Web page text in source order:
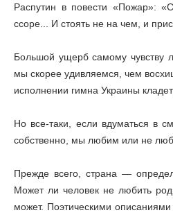
Распутин в повести «Пожар»:
ссоре... И стоять не на чем, и
Большой ущерб самому чувству
мы скорее удивляемся, чем
исполнении гимна Украины
Но все-таки, если вдуматься в
собственно, мы любим или не
Прежде всего, страна —
Может ли человек не любить
может. Поэтическими